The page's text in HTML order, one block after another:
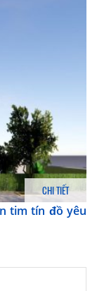
CHI TIẾT
tim tín đồ yêu